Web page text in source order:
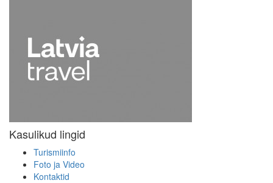
Kasulikud lingid
Turismiinfo
Foto ja Video
Kontaktid